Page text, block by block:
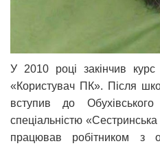
У 2010 році закінчив курс
«Користувач ПК». Після
вступив до
спеціальністю
працював робітником з